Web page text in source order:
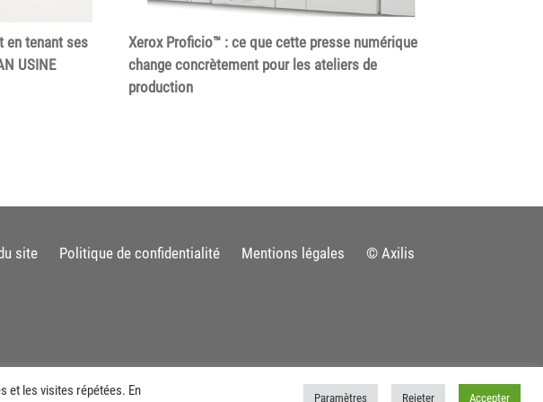
en tenant ses
USINE
Xerox Proficio™ : ce que cette presse numérique
change concrètement pour les ateliers de
production
site Politique de confidentialité Mentions légales © Axilis
et les visites répétées. En
Paramètres Rejeter Accepter